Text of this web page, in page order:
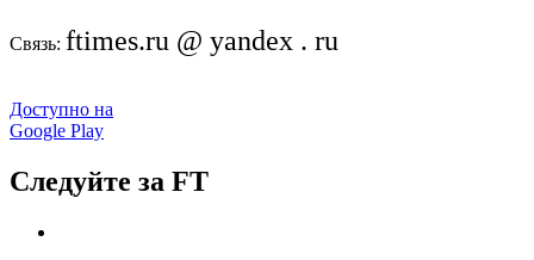
Связь: ftimes.ru @ yandex . ru
Доступно на
Google Play
Следуйте за FT